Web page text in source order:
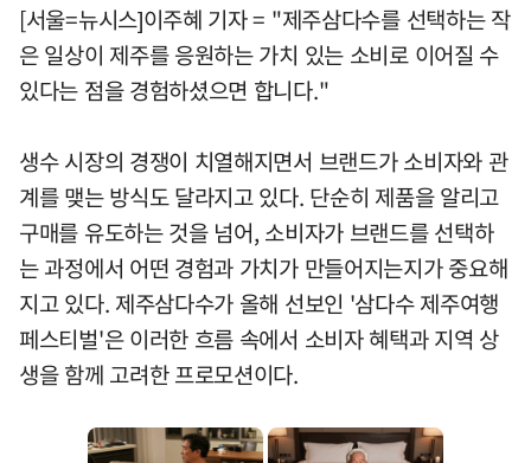
[서울=뉴시스]이주혜 기자 = "제주삼다수를 선택하는 작
은 일상이 제주를 응원하는 가치 있는 소비로 이어질 수
있다는 점을 경험하셨으면 합니다."
생수 시장의 경쟁이 치열해지면서 브랜드가 소비자와 관
계를 맺는 방식도 달라지고 있다. 단순히 제품을 알리고
구매를 유도하는 것을 넘어, 소비자가 브랜드를 선택하
는 과정에서 어떤 경험과 가치가 만들어지는지가 중요해
지고 있다. 제주삼다수가 올해 선보인 '삼다수 제주여행
페스티벌'은 이러한 흐름 속에서 소비자 혜택과 지역 상
생을 함께 고려한 프로모션이다.